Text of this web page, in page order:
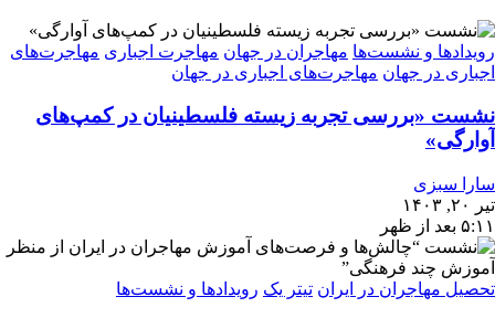
رویدادها و نشست‌ها مهاجران در جهان مهاجرت اجباری مهاجرت‌های
اجباری در جهان مهاجرت‌های اجباری در جهان
نشست «بررسی تجربه‌ زیسته فلسطینیان در کمپ‌های
آوارگی»
سارا سبزی
تیر ۲۰, ۱۴۰۳
۵:۱۱ بعد از ظهر
تحصیل مهاجران در ایران تیتر یک رویدادها و نشست‌ها